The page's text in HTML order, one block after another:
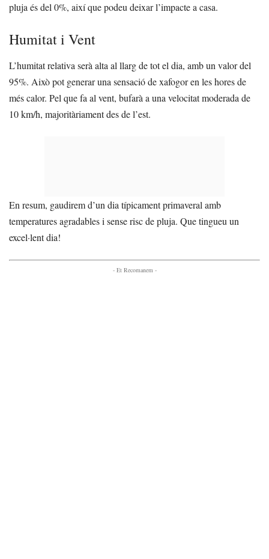
pluja és del 0%, així que podeu deixar l’impacte a casa.
Humitat i Vent
L’humitat relativa serà alta al llarg de tot el dia, amb un valor del
95%. Això pot generar una sensació de xafogor en les hores de
més calor. Pel que fa al vent, bufarà a una velocitat moderada de
10 km/h, majoritàriament des de l’est.
En resum, gaudirem d’un dia típicament primaveral amb
temperatures agradables i sense risc de pluja. Que tingueu un
excel·lent dia!
- Et Recomanem -